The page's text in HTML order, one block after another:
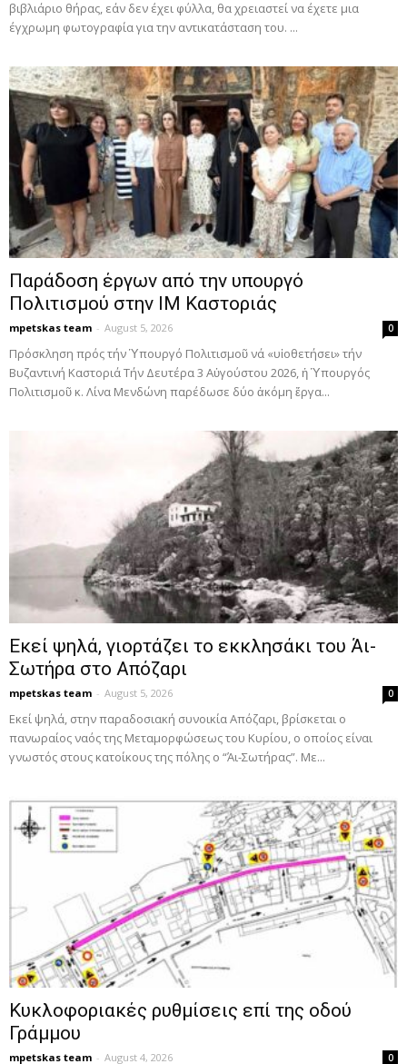
βιβλιάριο θήρας, εάν δεν έχει φύλλα, θα χρειαστεί να έχετε μια
έγχρωμη φωτογραφία για την αντικατάσταση του. ...
Παράδοση έργων από την υπουργό
Πολιτισμού στην ΙΜ Καστοριάς
mpetskas team - August 5, 2026 0
Πρόσκληση πρός τήν Ὑπουργό Πολιτισμοῦ νά «υἱοθετήσει» τήν
Βυζαντινή Καστοριά Τήν Δευτέρα 3 Αὐγούστου 2026, ἡ Ὑπουργός
Πολιτισμοῦ κ. Λίνα Μενδώνη παρέδωσε δύο ἀκόμη ἔργα...
Εκεί ψηλά, γιορτάζει το εκκλησάκι του Άι-
Σωτήρα στο Απόζαρι
mpetskas team - August 5, 2026 0
Εκεί ψηλά, στην παραδοσιακή συνοικία Απόζαρι, βρίσκεται ο
πανωραίος ναός της Μεταμορφώσεως του Κυρίου, ο οποίος είναι
γνωστός στους κατοίκους της πόλης ο “Άι-Σωτήρας”. Με...
Κυκλοφοριακές ρυθμίσεις επί της οδού
Γράμμου
mpetskas team - August 4, 2026 0